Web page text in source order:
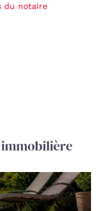
du notaire
immobilière